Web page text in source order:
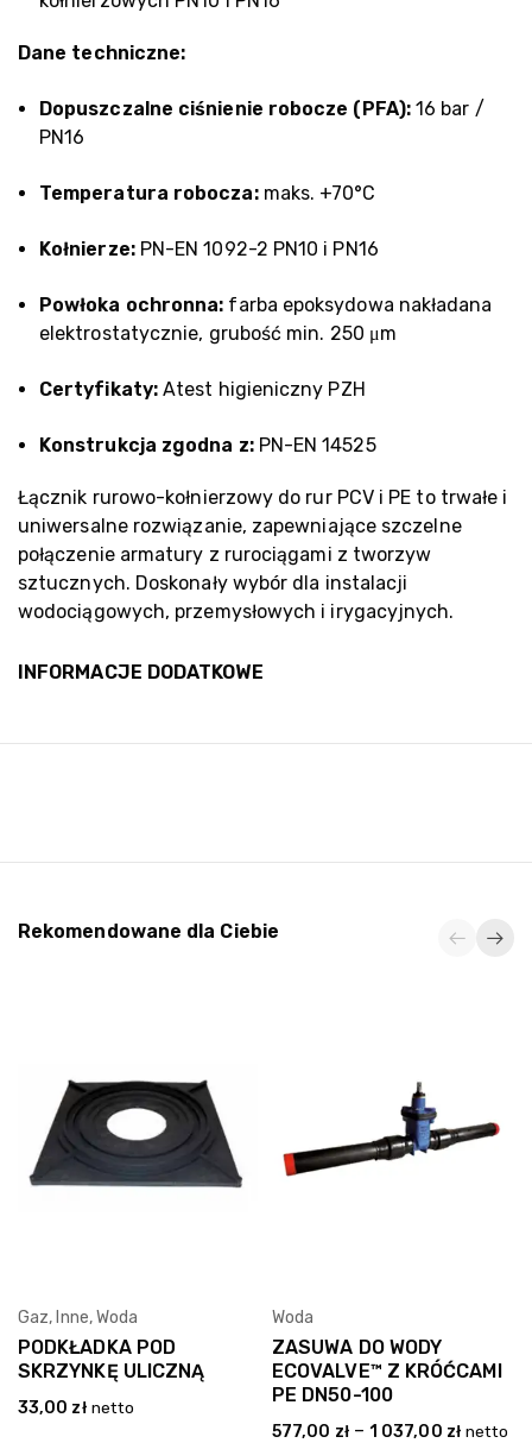
Dane techniczne:
Dopuszczalne ciśnienie robocze (PFA):16 bar /
PN16
Temperatura robocza:maks. +70°C
Kołnierze:PN-EN 1092-2 PN10 i PN16
Powłoka ochronna: farba epoksydowa nakładana
elektrostatycznie, grubość min. 250 μm
Certyfikaty:Atest higieniczny PZH
Konstrukcja zgodna z:PN-EN 14525
Łącznik rurowo-kołnierzowy do rur PCV i PE to trwałe i
uniwersalne rozwiązanie, zapewniające szczelne
połączenie armatury z rurociągami z tworzyw
sztucznych. Doskonały wybór dla instalacji
wodociągowych, przemysłowych i irygacyjnych.
INFORMACJE DODATKOWE
Rekomendowane dla Ciebie
Wybierz Opcję
Gaz, Inne,Woda
PODKŁADKA POD
SKRZYNKĘ ULICZNĄ
33,00 zł netto
Woda
ZASUWA DO WODY
ECOVALVE™ Z KRÓĆCAMI
PE DN50-100
577,00 zł – 1 037,00 zł netto